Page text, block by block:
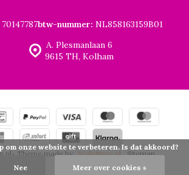
A. Plesmanlaan 6
9615 TH, Kolham
70147787btw-nummer: NL858163159B01
- Theme made by Webdinge.nl Sitemap
om onze website te verbeteren. Is dat akkoord?
Nee Meer over cookies »